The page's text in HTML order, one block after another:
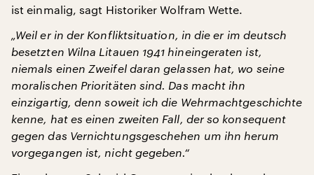
ist einmalig, sagt Historiker Wolfram Wette.
„Weil er in der Konfliktsituation, in die er im deutsch
besetzten Wilna Litauen 1941 hineingeraten ist,
niemals einen Zweifel daran gelassen hat, wo seine
moralischen Prioritäten sind. Das macht ihn
einzigartig, denn soweit ich die Wehrmachtgeschichte
kenne, hat es einen zweiten Fall, der so konsequent
gegen das Vernichtungsgeschehen um ihn herum
vorgegangen ist, nicht gegeben.“